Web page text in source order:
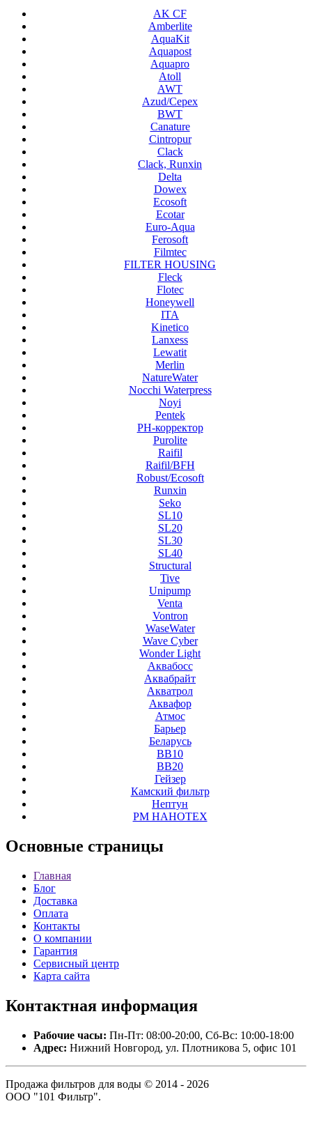
AK CF
Amberlite
AquaKit
Aquapost
Aquapro
Atoll
AWT
Azud/Cepex
BWT
Canature
Cintropur
Clack
Clack, Runxin
Delta
Dowex
Ecosoft
Ecotar
Euro-Aqua
Ferosoft
Filmtec
FILTER HOUSING
Fleck
Flotec
Honeywell
ITA
Kinetico
Lanxess
Lewatit
Merlin
NatureWater
Nocchi Waterpress
Noyi
Pentek
PH-корректор
Purolite
Raifil
Raifil/BFH
Robust/Ecosoft
Runxin
Seko
SL10
SL20
SL30
SL40
Structural
Tive
Unipump
Venta
Vontron
WaseWater
Wave Cyber
Wonder Light
Аквабосс
Аквабрайт
Акватрол
Аквафор
Атмос
Барьер
Беларусь
ВВ10
ВВ20
Гейзер
Камский фильтр
Нептун
РМ НАНОТЕХ
Основные страницы
Главная
Блог
Доставка
Оплата
Контакты
О компании
Гарантия
Сервисный центр
Карта сайта
Контактная информация
Рабочие часы: Пн-Пт: 08:00-20:00, Сб-Вс: 10:00-18:00
Адрес: Нижний Новгород, ул. Плотникова 5, офис 101
Продажа фильтров для воды © 2014 - 2026
ООО "101 Фильтр".